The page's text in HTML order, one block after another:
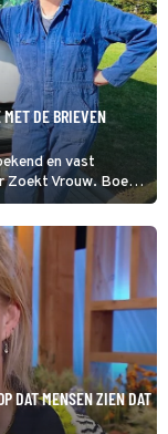
MET DE BRIEVEN
en vast
Zoekt Vrouw. Boerin
rubriek bij
deze brieven.
DAT MENSEN ZIEN DAT